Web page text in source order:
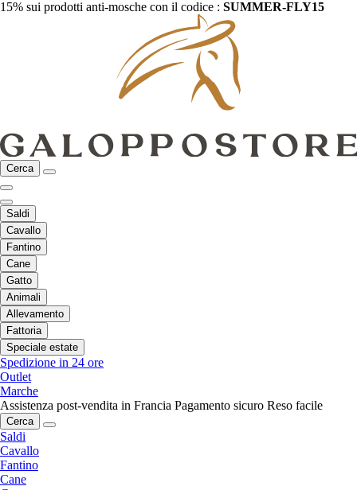
15% sui prodotti anti-mosche con il codice : SUMMER-FLY15
Cerca
Saldi
Cavallo
Fantino
Cane
Gatto
Animali
Allevamento
Fattoria
Speciale estate
Spedizione in 24 ore
Outlet
Marche
Assistenza post-vendita in Francia Pagamento sicuro Reso facile
Cerca
Saldi
Cavallo
Fantino
Cane